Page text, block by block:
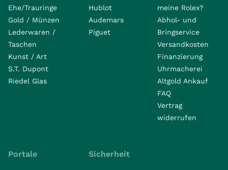
Ehe/Trauringe
Gold / Münzen
Lederwaren /
Taschen
Kunst / Art
S.T. Dupont
Riedel Glas
Hublot
Audemars
Piguet
meine Rolex?
Abhol- und
Bringservice
Versandkosten
Finanzierung
Uhrmacherei
Altgold Ankauf
FAQ
Vertrag
widerrufen
Portale Sicherheit